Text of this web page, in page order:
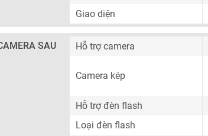
Giao diện
SAU Hỗ trợ camera
Camera kép
Hỗ trợ đèn flash
Loại đèn flash